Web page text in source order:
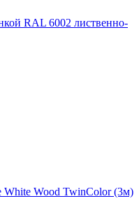
RAL 6002 лиственно-
Wood TwinColor (3м)